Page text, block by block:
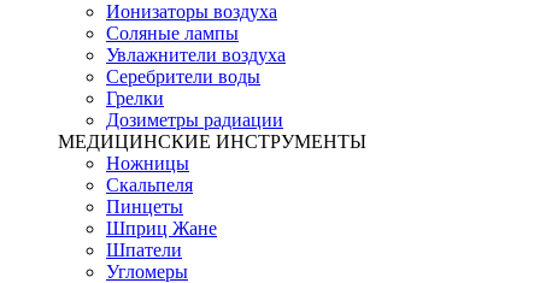
Ионизаторы воздуха
Соляные лампы
Увлажнители воздуха
Серебрители воды
Грелки
Дозиметры радиации
МЕДИЦИНСКИЕ ИНСТРУМЕНТЫ
Ножницы
Скальпеля
Пинцеты
Шприц Жане
Шпатели
Угломеры